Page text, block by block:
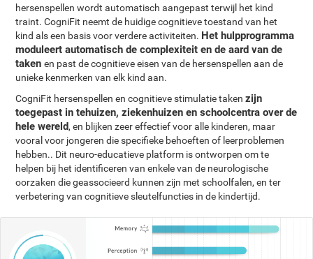
hersenspellen wordt automatisch aangepast terwijl het kind
traint. CogniFit neemt de huidige cognitieve toestand van het
kind als een basis voor verdere activiteiten. Het hulpprogramma
moduleert automatisch de complexiteit en de aard van de
takenen past de cognitieve eisen van de hersenspellen aan de
unieke kenmerken van elk kind aan.
CogniFit hersenspellen en cognitieve stimulatie takenzijn
toegepast in tehuizen, ziekenhuizen en schoolcentra over de
hele wereld, en blijken zeer effectief voor alle kinderen, maar
vooral voor jongeren die specifieke behoeften of leerproblemen
hebben.. Dit neuro-educatieve platform is ontworpen om te
helpen bij het identificeren van enkele van de neurologische
oorzaken die geassocieerd kunnen zijn met schoolfalen, en ter
verbetering van cognitieve sleutelfuncties in de kindertijd.